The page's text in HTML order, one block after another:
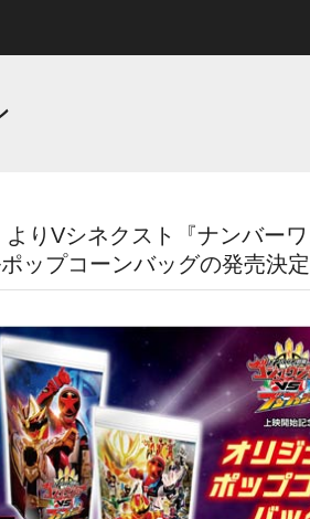
りVシネクスト『ナンバー
ップコーンバッグの発売決定